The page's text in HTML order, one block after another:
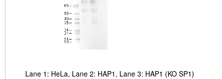
Lane 1: HeLa, Lane 2: HAP1, Lane 3: HAP1 (KO SP1)